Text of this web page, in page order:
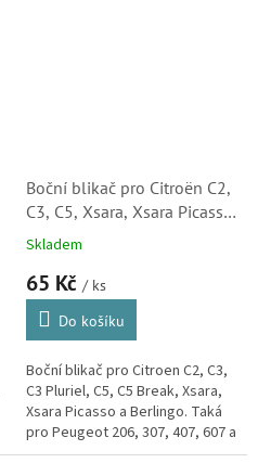
Boční blikač pro Citroën C2,
C3, C5, Xsara, Xsara Picasso
a Berlingo (632574,
Skladem
65 Kč / ks
Do košíku
Boční blikač pro Citroen C2, C3,
C3 Pluriel, C5, C5 Break, Xsara,
Xsara Picasso a Berlingo. Taká
pro Peugeot 206, 307, 407, 607 a
Partner.